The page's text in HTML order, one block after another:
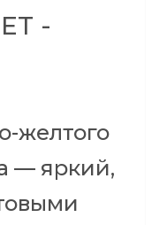
-
желтого
— яркий,